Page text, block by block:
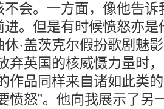
会。一方面，像他告
进。但是有时候愤怒亦
·盖茨克尔假扮歌剧魅
弃英国的核威慑力量时
作品同样来自诸如此类
愤怒”。他向我展示了另